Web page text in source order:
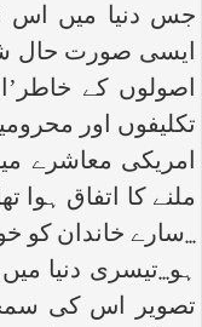
جس دنیا میں اس
ایسی صورت حال
اصولوں کے
تکلیفوں اور
امریکی معاشرے
ملنے کا اتفاق
...سارے خاندان کو
ہو...تیسری دنیا
تصویر اس کی